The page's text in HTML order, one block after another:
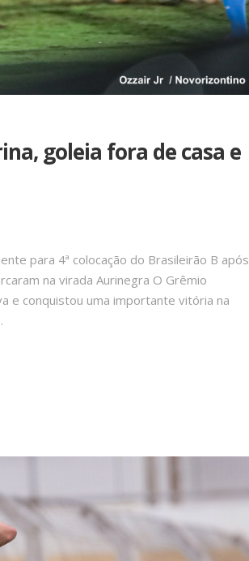
goleia fora de casa e
para 4ª colocação do Brasileirão B após
na virada Aurinegra O Grêmio
e conquistou uma importante vitória na